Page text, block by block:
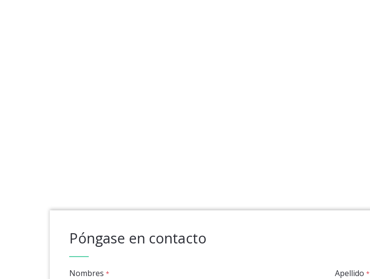
Póngase en contacto
Nombres * Apellido *